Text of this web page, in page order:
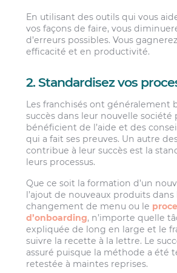
En utilisant des outils qui vous
vos façons de faire, vous
d’erreurs possibles. Vous
efficacité et en productivité.
2. Standardisez vos
Les franchisés ont généralement
succès dans leur nouvelle société
bénéficient de l’aide et des
qui a fait ses preuves. Un autre
contribue à leur succès est la
leurs processus.
Que ce soit la formation d’un
l’ajout de nouveaux produits
changement de menu ou le
d’onboarding, n’importe quelle
expliquée de long en large et le
suivre la recette à la lettre. Le
assuré puisque la méthode a été
retestée à maintes reprises.